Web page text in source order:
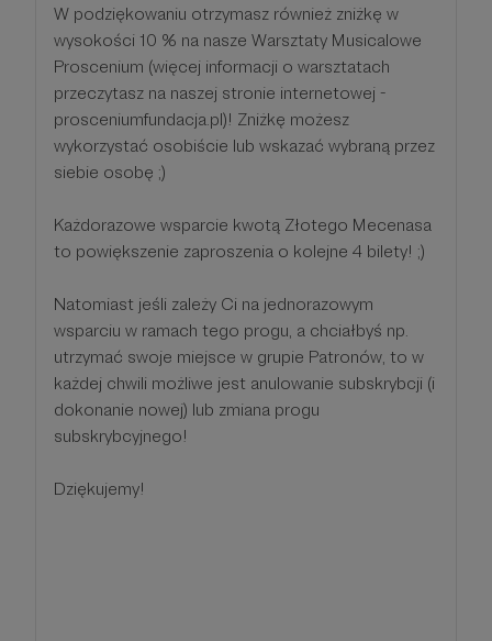
W podziękowaniu otrzymasz również zniżkę w
wysokości 10 % na nasze Warsztaty Musicalowe
Proscenium (więcej informacji o warsztatach
przeczytasz na naszej stronie internetowej -
prosceniumfundacja.pl)! Zniżkę możesz
wykorzystać osobiście lub wskazać wybraną przez
siebie osobę ;)
Każdorazowe wsparcie kwotą Złotego Mecenasa
to powiększenie zaproszenia o kolejne 4 bilety! ;)
Natomiast jeśli zależy Ci na jednorazowym
wsparciu w ramach tego progu, a chciałbyś np.
utrzymać swoje miejsce w grupie Patronów, to w
każdej chwili możliwe jest anulowanie subskrybcji (i
dokonanie nowej) lub zmiana progu
subskrybcyjnego!
Dziękujemy!